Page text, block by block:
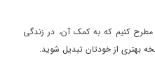
کنیم که به کمک آن، در زندگی
بهتری از خودتان تبدیل شوید.